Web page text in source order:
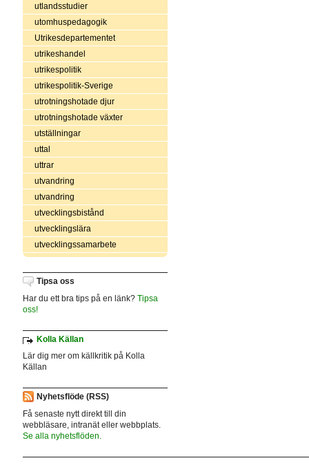
utlandsstudier
utomhuspedagogik
Utrikesdepartementet
utrikeshandel
utrikespolitik
utrikespolitik-Sverige
utrotningshotade djur
utrotningshotade växter
utställningar
uttal
uttrar
utvandring
utvandring
utvecklingsbistånd
utvecklingslära
utvecklingssamarbete
Tipsa oss
Har du ett bra tips på en länk? Tipsa
oss!
Kolla Källan
Lär dig mer om källkritik på Kolla
Källan
Nyhetsflöde (RSS)
Få senaste nytt direkt till din
webbläsare, intranät eller webbplats.
Se alla nyhetsflöden.